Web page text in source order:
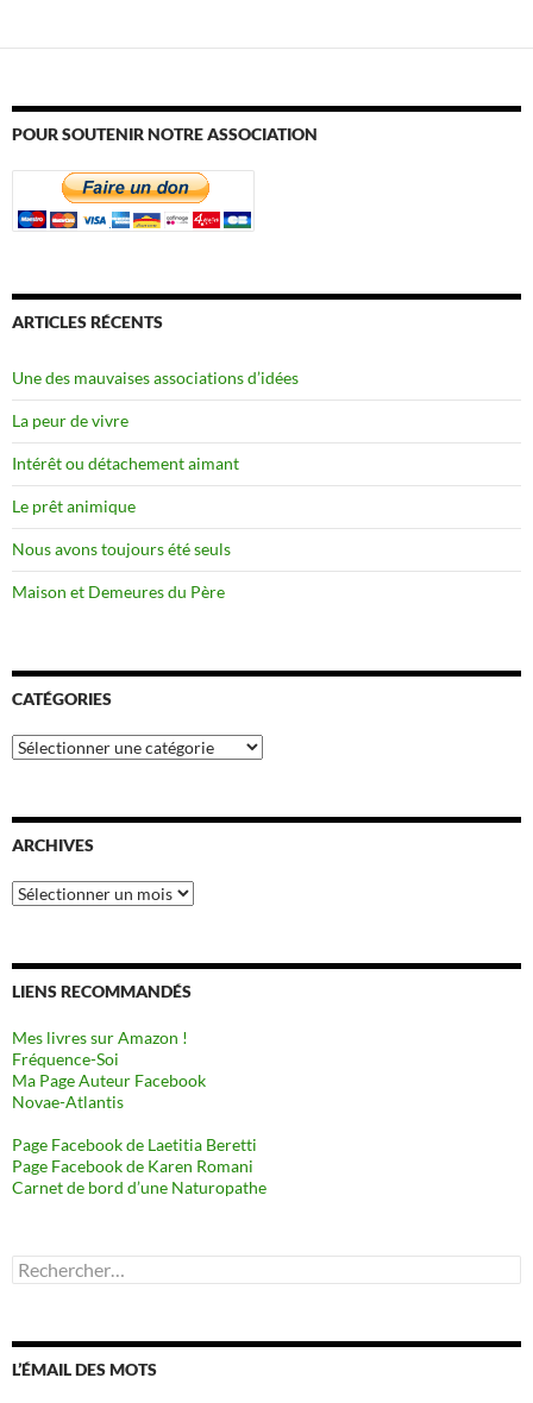
POUR SOUTENIR NOTRE ASSOCIATION
ARTICLES RÉCENTS
Une des mauvaises associations d’idées
La peur de vivre
Intérêt ou détachement aimant
Le prêt animique
Nous avons toujours été seuls
Maison et Demeures du Père
CATÉGORIES
Catégories
ARCHIVES
Archives
LIENS RECOMMANDÉS
Mes livres sur Amazon !
Fréquence-Soi
Ma Page Auteur Facebook
Novae-Atlantis
Page Facebook de Laetitia Beretti
Page Facebook de Karen Romani
Carnet de bord d’une Naturopathe
Rechercher :
L’ÉMAIL DES MOTS